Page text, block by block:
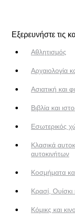
Εξερευνήστε τις
Αθλητισμός
Αρχαιολογία
Ασιατική και
Βιβλία και
Εσωτερικός
Κλασικά
αυτοκινήτων
Κοσμήματα
Κρασί,
Κόμικς και